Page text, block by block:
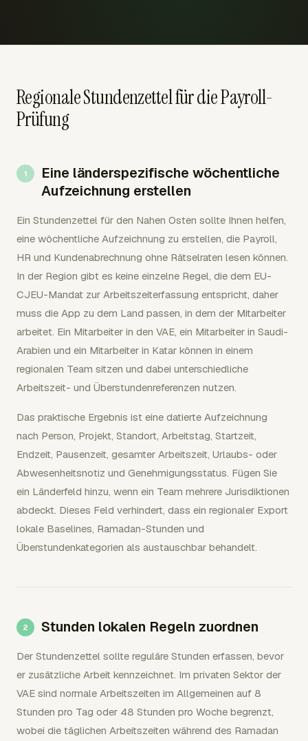
Regionale Stundenzettel für die Payroll-
Prüfung
Eine länderspezifische wöchentliche
Aufzeichnung erstellen
Ein Stundenzettel für den Nahen Osten sollte Ihnen helfen,
eine wöchentliche Aufzeichnung zu erstellen, die Payroll,
HR und Kundenabrechnung ohne Rätselraten lesen können.
In der Region gibt es keine einzelne Regel, die dem EU-
CJEU-Mandat zur Arbeitszeiterfassung entspricht, daher
muss die App zu dem Land passen, in dem der Mitarbeiter
arbeitet. Ein Mitarbeiter in den VAE, ein Mitarbeiter in Saudi-
Arabien und ein Mitarbeiter in Katar können in einem
regionalen Team sitzen und dabei unterschiedliche
Arbeitszeit- und Überstundenreferenzen nutzen.
Das praktische Ergebnis ist eine datierte Aufzeichnung
nach Person, Projekt, Standort, Arbeitstag, Startzeit,
Endzeit, Pausenzeit, gesamter Arbeitszeit, Urlaubs- oder
Abwesenheitsnotiz und Genehmigungsstatus. Fügen Sie
ein Länderfeld hinzu, wenn ein Team mehrere Jurisdiktionen
abdeckt. Dieses Feld verhindert, dass ein regionaler Export
lokale Baselines, Ramadan-Stunden und
Überstundenkategorien als austauschbar behandelt.
Stunden lokalen Regeln zuordnen
Der Stundenzettel sollte reguläre Stunden erfassen, bevor
er zusätzliche Arbeit kennzeichnet. Im privaten Sektor der
VAE sind normale Arbeitszeiten im Allgemeinen auf 8
Stunden pro Tag oder 48 Stunden pro Woche begrenzt,
wobei die täglichen Arbeitszeiten während des Ramadan